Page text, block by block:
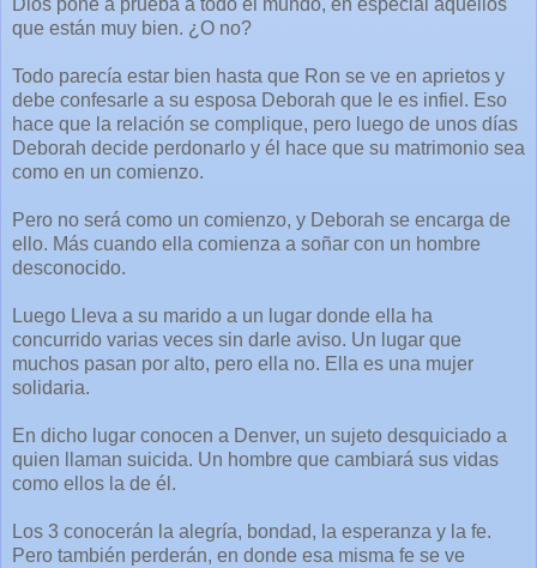
Dios pone a prueba a todo el mundo, en especial aquellos
que están muy bien. ¿O no?
Todo parecía estar bien hasta que Ron se ve en aprietos y
debe confesarle a su esposa Deborah que le es infiel. Eso
hace que la relación se complique, pero luego de unos días
Deborah decide perdonarlo y él hace que su matrimonio sea
como en un comienzo.
Pero no será como un comienzo, y Deborah se encarga de
ello. Más cuando ella comienza a soñar con un hombre
desconocido.
Luego Lleva a su marido a un lugar donde ella ha
concurrido varias veces sin darle aviso. Un lugar que
muchos pasan por alto, pero ella no. Ella es una mujer
solidaria.
En dicho lugar conocen a Denver, un sujeto desquiciado a
quien llaman suicida. Un hombre que cambiará sus vidas
como ellos la de él.
Los 3 conocerán la alegría, bondad, la esperanza y la fe.
Pero también perderán, en donde esa misma fe se ve